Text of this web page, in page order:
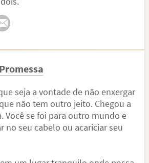
seja a vontade de não enxergar
não tem outro jeito. Chegou a
Você se foi para outro mundo e
no seu cabelo ou acariciar seu